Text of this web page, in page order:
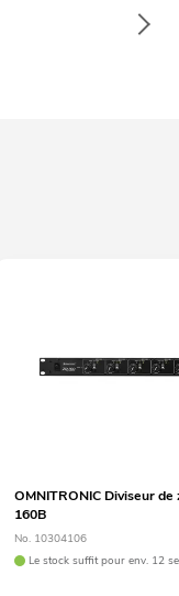
OMNITRONIC Diviseur de
160B
No. 10304106
Le stock suffit pour env. 12